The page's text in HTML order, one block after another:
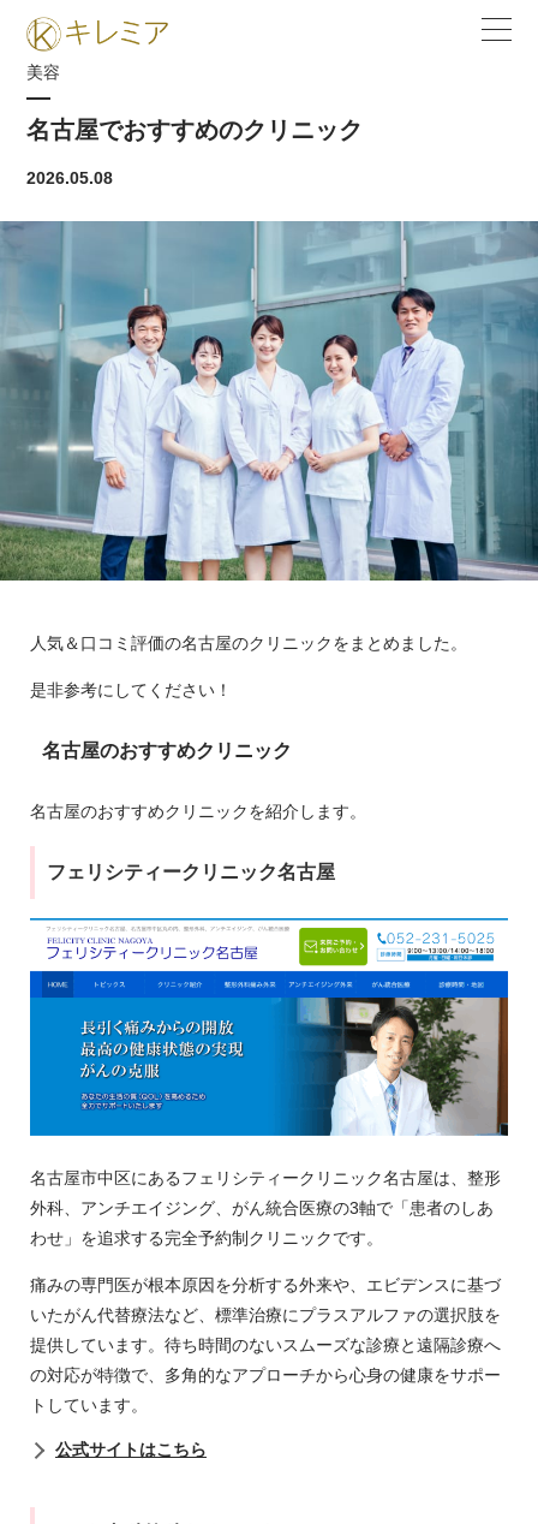
美容
名古屋でおすすめのクリニック
2026.05.08
人気＆口コミ評価の名古屋のクリニックをまとめました。
是非参考にしてください！
名古屋のおすすめクリニック
名古屋のおすすめクリニックを紹介します。
フェリシティークリニック名古屋
名古屋市中区にあるフェリシティークリニック名古屋は、整形
外科、アンチエイジング、がん統合医療の3軸で「患者のしあ
わせ」を追求する完全予約制クリニックです。
痛みの専門医が根本原因を分析する外来や、エビデンスに基づ
いたがん代替療法など、標準治療にプラスアルファの選択肢を
提供しています。待ち時間のないスムーズな診療と遠隔診療へ
の対応が特徴で、多角的なアプローチから心身の健康をサポー
トしています。
公式サイトはこちら